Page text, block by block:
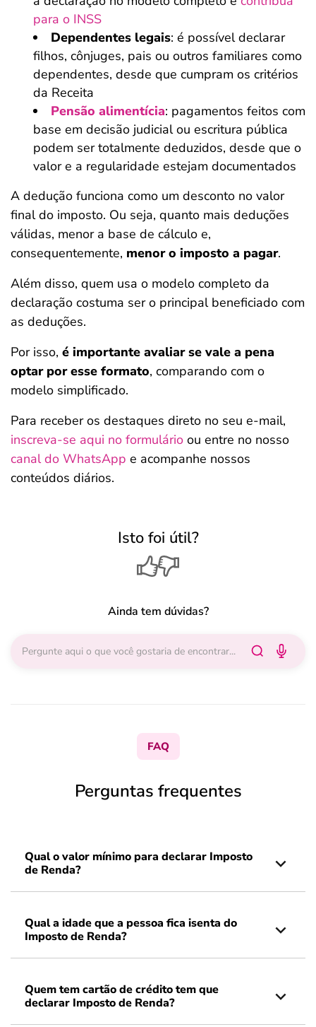
para o INSS
Dependentes legais: é possível declarar
filhos, cônjuges, pais ou outros familiares como
dependentes, desde que cumpram os critérios
da Receita
Pensão alimentícia: pagamentos feitos com
base em decisão judicial ou escritura pública
podem ser totalmente deduzidos, desde que o
valor e a regularidade estejam documentados
A dedução funciona como um desconto no valor
final do imposto. Ou seja, quanto mais deduções
válidas, menor a base de cálculo e,
consequentemente, menor o imposto a pagar.
Além disso, quem usa o modelo completo da
declaração costuma ser o principal beneficiado com
as deduções.
Por isso, é importante avaliar se vale a pena
optar por esse formato, comparando com o
modelo simplificado.
Para receber os destaques direto no seu e-mail,
inscreva-se aqui no formulário ou entre no nosso
canal do WhatsApp e acompanhe nossos
conteúdos diários.
Isto foi útil?
Ainda tem dúvidas?
FAQ
Perguntas frequentes
Qual o valor mínimo para declarar Imposto
de Renda?
Qual a idade que a pessoa fica isenta do
Imposto de Renda?
Quem tem cartão de crédito tem que
declarar Imposto de Renda?